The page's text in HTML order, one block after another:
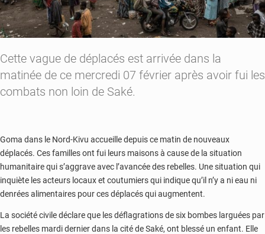
Cette vague de déplacés est arrivée dans la
matinée de ce mercredi 07 février après avoir fui les
combats non loin de Saké.
Goma dans le Nord-Kivu accueille depuis ce matin de nouveaux
déplacés. Ces familles ont fui leurs maisons à cause de la situation
humanitaire qui s’aggrave avec l’avancée des rebelles. Une situation qui
inquiète les acteurs locaux et coutumiers qui indique qu’il n’y a ni eau ni
denrées alimentaires pour ces déplacés qui augmentent.
La société civile déclare que les déflagrations de six bombes larguées par
les rebelles mardi dernier dans la cité de Saké, ont blessé un enfant. Elle